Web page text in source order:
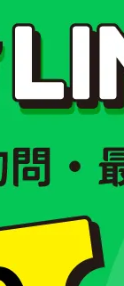
加入最愛 此商品